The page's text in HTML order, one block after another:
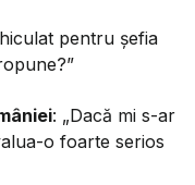
pentru șefia
: „Dacă mi s-ar
o foarte serios